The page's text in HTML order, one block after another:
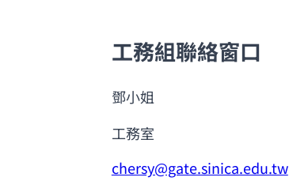
工務組聯絡窗口
鄧小姐
工務室
chersy@gate.sinica.edu.tw